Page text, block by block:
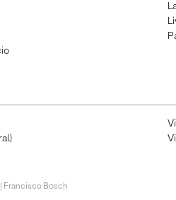
Francisco Bosch